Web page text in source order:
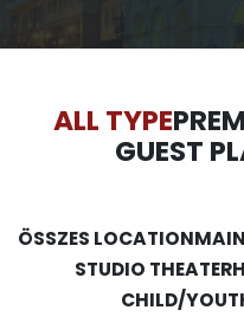
ALL TYPE
GUEST
ÖSSZES LOCATION
STUDIO THEATER
CHILD/